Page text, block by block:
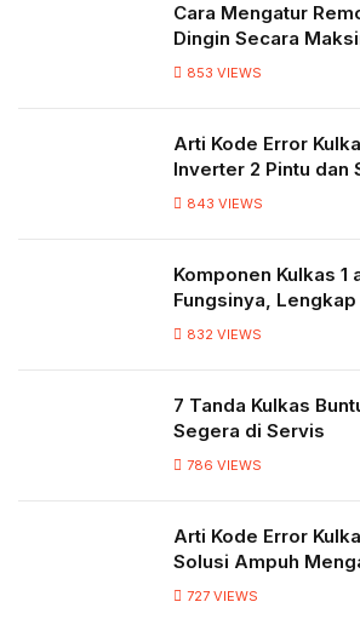
Cara Mengatur
Dingin Secara
853 VIEWS
Arti Kode Error
Inverter 2 Pintu dan
843 VIEWS
Komponen Kulkas 1
Fungsinya,
832 VIEWS
7 Tanda Kulkas
Segera di Servis
786 VIEWS
Arti Kode Error
Solusi Ampuh
727 VIEWS